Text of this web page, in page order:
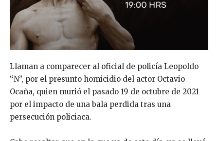
Llaman a comparecer al oficial de policía Leopoldo
“N”, por el presunto homicidio del actor Octavio
Ocaña, quien murió el pasado 19 de octubre de 2021
por el impacto de una bala perdida tras una
persecución policiaca.